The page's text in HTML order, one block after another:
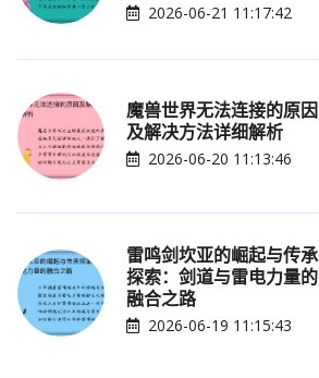
2026-06-21 11:17:42
魔兽世界无法连接的原因
及解决方法详细解析
2026-06-20 11:13:46
雷鸣剑坎亚的崛起与传承
探索：剑道与雷电力量的
融合之路
2026-06-19 11:15:43